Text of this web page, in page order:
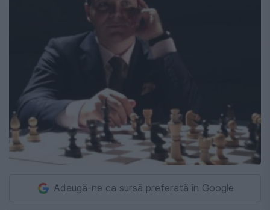
Adaugă-ne ca sursă preferată în Google